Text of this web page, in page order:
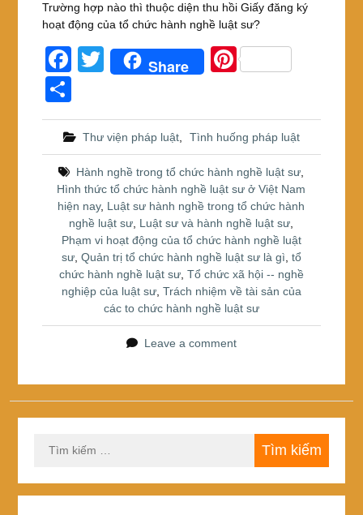
Trường hợp nào thì thuộc diện thu hồi Giấy đăng ký
hoạt động của tổ chức hành nghề luật sư?
F
a
c
e
b
o
o
k
T
er
Share
Pi
e
st
h
ar
e
Thư viện pháp luật, Tình huống pháp luật
Hành nghề trong tổ chức hành nghề luật sư
Hình thức tổ chức hành nghề luật sư ở Việt Nam
hiện nay, Luật sư hành nghề trong tổ chức hành
nghề luật sư Luật sư và hành nghề luật sư
Phạm vi hoạt động của tổ chức hành nghề luật
sư, Quản trị tổ chức hành nghề luật sư là gì tổ
chức hành nghề luật sư, Tổ chức xã hội -- nghề
nghiệp của luật sư, Trách nhiệm về tài sản của
các to chức hành nghề luật sư
Leave a comment
kiếm